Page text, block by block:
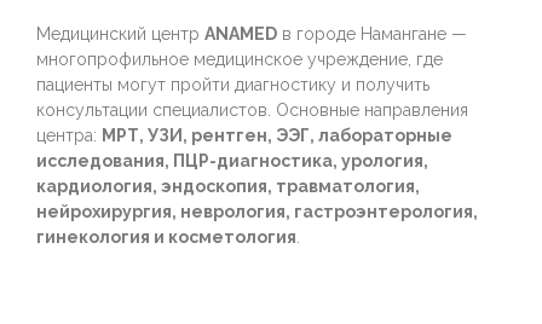
Медицинский центр ANAMED в городе Намангане —
многопрофильное медицинское учреждение, где
пациенты могут пройти диагностику и получить
консультации специалистов. Основные направления
центра: МРТ, УЗИ, рентген, ЭЭГ, лабораторные
исследования, ПЦР-диагностика, урология,
кардиология, эндоскопия, травматология,
нейрохирургия, неврология, гастроэнтерология,
гинекология и косметология.